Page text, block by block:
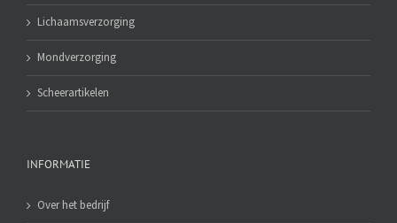
Lichaamsverzorging
Mondverzorging
Scheerartikelen
INFORMATIE
Over het bedrijf